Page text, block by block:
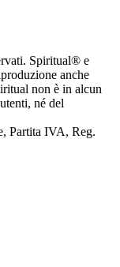
Spiritual® e
anche
non è in alcun
né del
Partita IVA, Reg.